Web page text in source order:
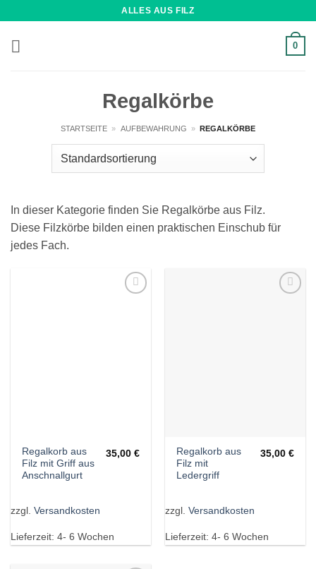
springen
ALLES AUS FILZ
0
Regalkörbe
STARTSEITE » AUFBEWAHRUNG » REGALKÖRBE
In dieser Kategorie finden Sie Regalkörbe aus Filz.
Diese Filzkörbe bilden einen praktischen Einschub für
jedes Fach.
Regalkorb aus
Filz mit Griff aus
Anschnallgurt
35,00 €
zzgl. Versandkosten
Lieferzeit: 4- 6 Wochen
Regalkorb aus
Filz mit
Ledergriff
35,00 €
zzgl. Versandkosten
Lieferzeit: 4- 6 Wochen